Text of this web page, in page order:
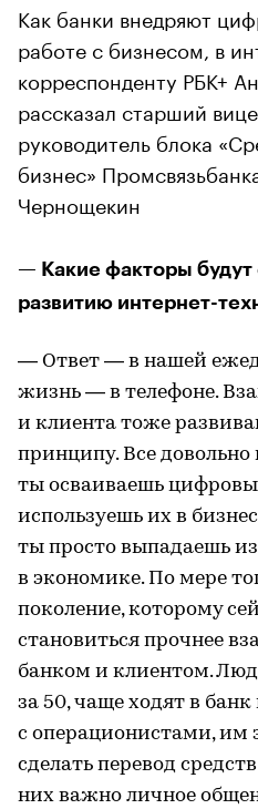
Как банки внедряют
работе с бизнесом, в
корреспонденту РБК+
рассказал старший
руководитель блока
бизнес»
Чернощекин
— Какие факторы будут
развитию интернет-
— Ответ — в нашей
жизнь — в телефоне.
и клиента тоже
принципу. Все довольно
ты осваиваешь
используешь их в
ты просто выпадаешь
в экономике. По мере
поколение, которому
становиться прочнее
банком и клиентом.
за 50, чаще ходят в
с операционистами, им
сделать перевод
них важно личное